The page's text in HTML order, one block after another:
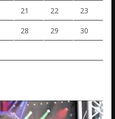
21 22 23
28 29 30